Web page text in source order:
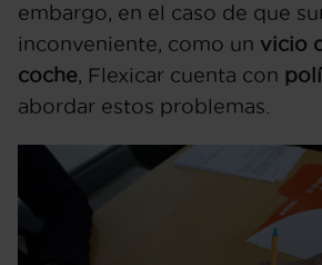
embargo, en el caso de que
inconveniente, como un vicio
coche, Flexicar cuenta con
abordar estos problemas.